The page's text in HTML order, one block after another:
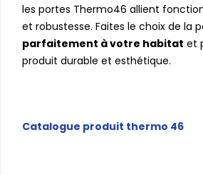
les portes Thermo46 allient
et robustesse. Faites le choix de la
parfaitement à votre habitat et
produit durable et esthétique.
Catalogue produit thermo 46